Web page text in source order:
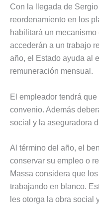
Con la llegada de
reordenamiento en los
habilitará un
accederán a un trabajo
año, el Estado ayuda al
remuneración mensual.
El empleador tendrá
convenio. Además
social y la aseguradora
Al término del año, el
conservar su empleo o
Massa considera que
trabajando en blanco.
les otorga la obra social